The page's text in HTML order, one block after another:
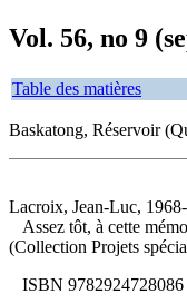
Vol. 56, no 9
Table des matières
Baskatong, Réservoir
Lacroix, Jean-Luc,
Assez tôt, à cette
(Collection Projets
ISBN 9782924728086